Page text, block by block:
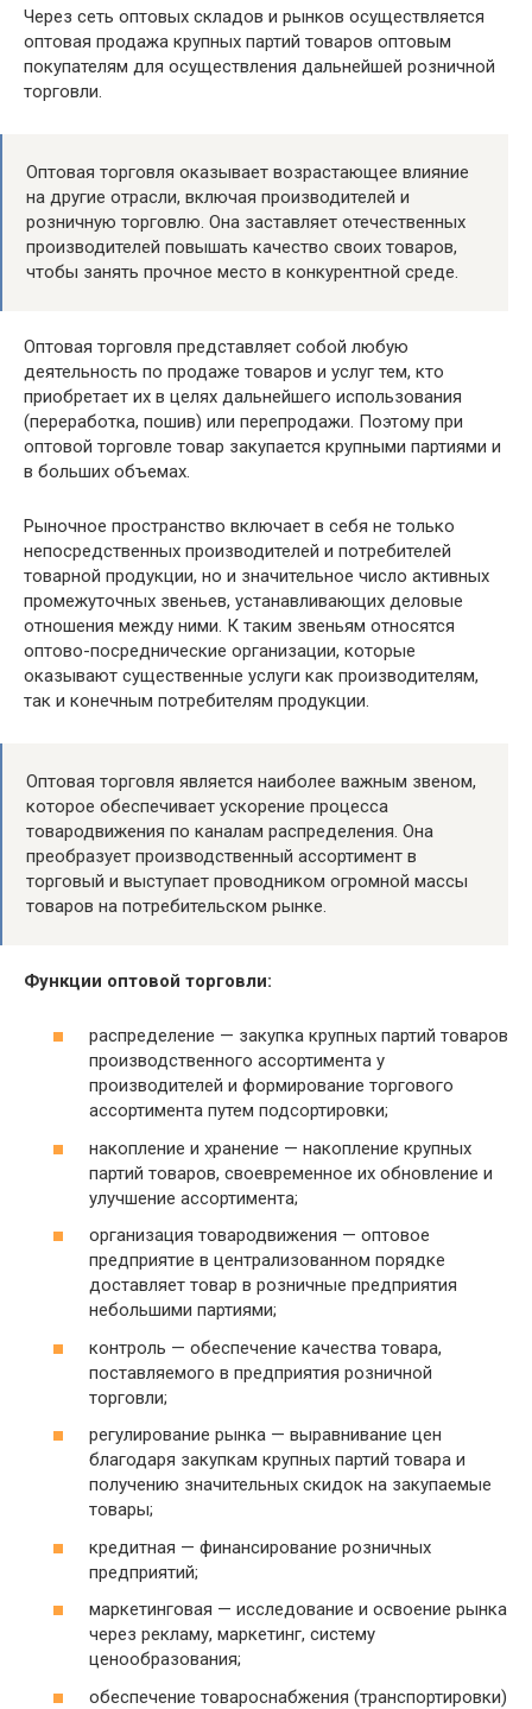
Через сеть оптовых складов и рынков осуществляется
оптовая продажа крупных партий товаров оптовым
покупателям для осуществления дальнейшей розничной
торговли.
Оптовая торговля оказывает возрастающее влияние
на другие отрасли, включая производителей и
розничную торговлю. Она заставляет отечественных
производителей повышать качество своих товаров,
чтобы занять прочное место в конкурентной среде.
Оптовая торговля представляет собой любую
деятельность по продаже товаров и услуг тем, кто
приобретает их в целях дальнейшего использования
(переработка, пошив) или перепродажи. Поэтому при
оптовой торговле товар закупается крупными партиями и
в больших объемах.
Рыночное пространство включает в себя не только
непосредственных производителей и потребителей
товарной продукции, но и значительное число активных
промежуточных звеньев, устанавливающих деловые
отношения между ними. К таким звеньям относятся
оптово-посреднические организации, которые
оказывают существенные услуги как производителям,
так и конечным потребителям продукции.
Оптовая торговля является наиболее важным звеном,
которое обеспечивает ускорение процесса
товародвижения по каналам распределения. Она
преобразует производственный ассортимент в
торговый и выступает проводником огромной массы
товаров на потребительском рынке.
Функции оптовой торговли:
распределение — закупка крупных партий товаров
производственного ассортимента у
производителей и формирование торгового
ассортимента путем подсортировки;
накопление и хранение — накопление крупных
партий товаров, своевременное их обновление и
улучшение ассортимента;
организация товародвижения — оптовое
предприятие в централизованном порядке
доставляет товар в розничные предприятия
небольшими партиями;
контроль — обеспечение качества товара,
поставляемого в предприятия розничной
торговли;
регулирование рынка — выравнивание цен
благодаря закупкам крупных партий товара и
получению значительных скидок на закупаемые
товары;
кредитная — финансирование розничных
предприятий;
маркетинговая — исследование и освоение рынка
через рекламу, маркетинг, систему
ценообразования;
обеспечение товароснабжения (транспортировки)